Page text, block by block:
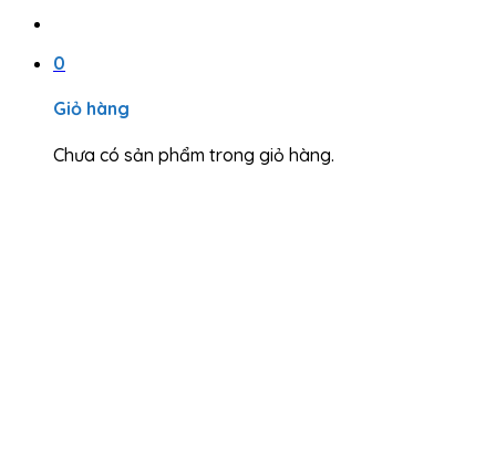
0
Giỏ hàng
Chưa có sản phẩm trong giỏ hàng.